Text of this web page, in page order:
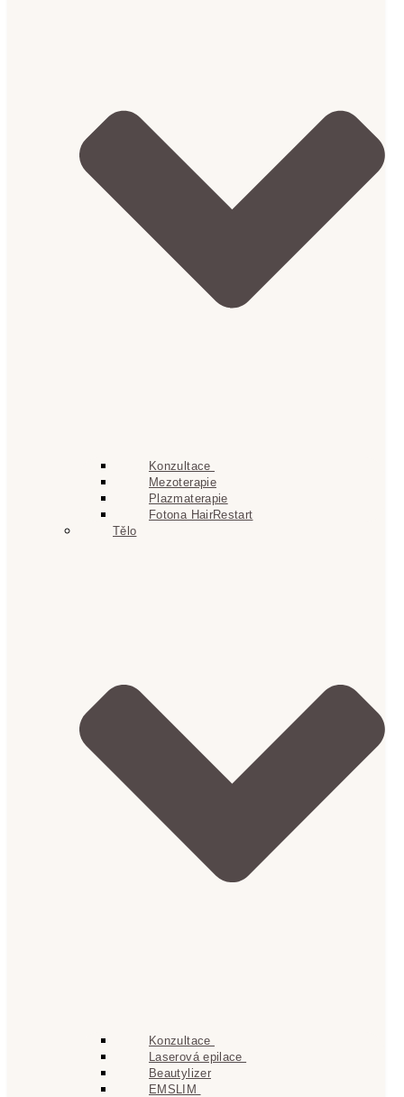
Konzultace
Mezoterapie
Plazmaterapie
Fotona HairRestart
Tělo
Konzultace
Laserová epilace
Beautylizer
EMSLIM